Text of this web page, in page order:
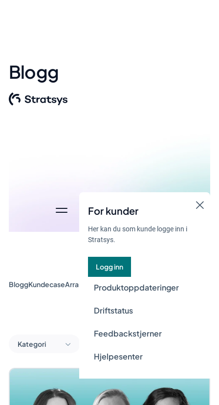
For kunder
Her kan du som kunde logge inn i
Stratsys.
Logg inn
Produktoppdateringer
Driftstatus
Feedbackstjerner
Hjelpesenter
Blogg
BloggKundecaseArrangement og webinarGuiderNyheter
Kategori